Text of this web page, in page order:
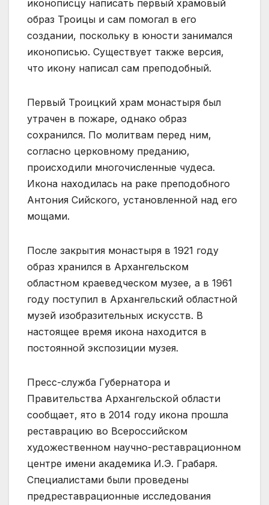
иконописцу написать первый храмовый
образ Троицы и сам помогал в его
создании, поскольку в юности занимался
иконописью. Существует также версия,
что икону написал сам преподобный.
Первый Троицкий храм монастыря был
утрачен в пожаре, однако образ
сохранился. По молитвам перед ним,
согласно церковному преданию,
происходили многочисленные чудеса.
Икона находилась на раке преподобного
Антония Сийского, установленной над его
мощами.
После закрытия монастыря в 1921 году
образ хранился в Архангельском
областном краеведческом музее, а в 1961
году поступил в Архангельский областной
музей изобразительных искусств. В
настоящее время икона находится в
постоянной экспозиции музея.
Пресс-служба Губернатора и
Правительства Архангельской области
сообщает, ято в 2014 году икона прошла
реставрацию во Всероссийском
художественном научно-реставрационном
центре имени академика И.Э. Грабаря.
Специалистами были проведены
предреставрационные исследования